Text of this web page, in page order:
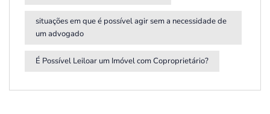
situações em que é possível agir sem a necessidade de
um advogado
É Possível Leiloar um Imóvel com Coproprietário?